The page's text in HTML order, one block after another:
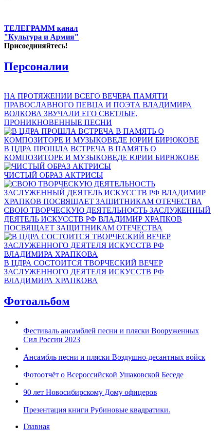
ТЕЛЕГРАММ канал
"Культура и Армия"
Присоединяйтесь!
Персоналии
НА ПРОТЯЖЕНИИ ВСЕГО ВЕЧЕРА ПАМЯТИ
ПРАВОСЛАВНОГО ПЕВЦА И ПОЭТА ВЛАДИМИРА
ВОЛКОВА ЗВУЧАЛИ ЕГО СВЕТЛЫЕ,
ПРОНИКНОВЕННЫЕ ПЕСНИ
В ЦДРА ПРОШЛА ВСТРЕЧА В ПАМЯТЬ О
КОМПОЗИТОРЕ И МУЗЫКОВЕДЕ ЮРИИ БИРЮКОВЕ
ЧИСТЫЙ ОБРАЗ АКТРИСЫ
СВОЮ ТВОРЧЕСКУЮ ДЕЯТЕЛЬНОСТЬ ЗАСЛУЖЕННЫЙ
ДЕЯТЕЛЬ ИСКУССТВ РФ ВЛАДИМИР ХРАПКОВ
ПОСВЯЩАЕТ ЗАЩИТНИКАМ ОТЕЧЕСТВА
В ЦДРА СОСТОИТСЯ ТВОРЧЕСКИЙ ВЕЧЕР
ЗАСЛУЖЕННОГО ДЕЯТЕЛЯ ИСКУССТВ РФ
ВЛАДИМИРА ХРАПКОВА
Фотоальбом
Фестиваль ансамблей песни и пляски Вооруженных
Сил России 2023
Ансамбль песни и пляски Воздушно-десантных войск
Фотоотчёт о Всероссийской Ушаковской Беседе
90 лет Новосибирскому Дому офицеров
Презентация книги Рубиновые квадратики.
Главная